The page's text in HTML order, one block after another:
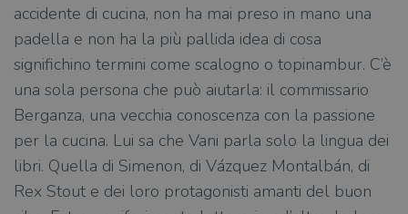
accidente di cucina, non ha mai preso in mano una
padella e non ha la più pallida idea di cosa
significhino termini come scalogno o topinambur. C’è
una sola persona che può aiutarla: il commissario
Berganza, una vecchia conoscenza con la passione
per la cucina. Lui sa che Vani parla solo la lingua dei
libri. Quella di Simenon, di Vázquez Montalbán, di
Rex Stout e dei loro protagonisti amanti del buon